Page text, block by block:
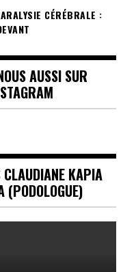
CÉRÉBRALE :
AUSSI SUR
CLAUDIANE KAPIA
(PODOLOGUE)